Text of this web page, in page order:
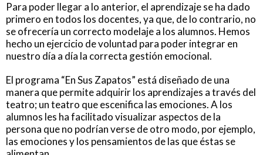
Para poder llegar a lo anterior, el aprendizaje se ha dado
primero en todos los docentes, ya que, de lo contrario, no
se ofrecería un correcto modelaje a los alumnos. Hemos
hecho un ejercicio de voluntad para poder integrar en
nuestro día a día la correcta gestión emocional.
El programa “En Sus Zapatos” está diseñado de una
manera que permite adquirir los aprendizajes a través del
teatro; un teatro que escenifica las emociones. A los
alumnos les ha facilitado visualizar aspectos de la
persona que no podrían verse de otro modo, por ejemplo,
las emociones y los pensamientos de las que éstas se